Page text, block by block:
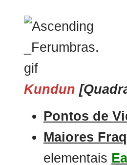
Kundun
Pontos de
Maiores
elementais